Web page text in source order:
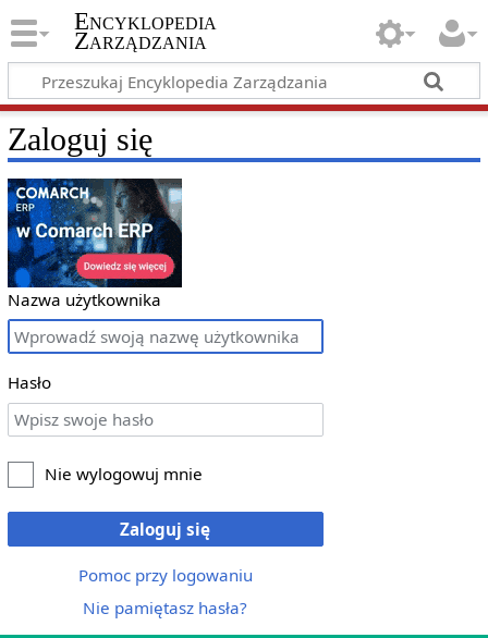
Encyklopedia
Zarządzania
Zaloguj się
Nazwa użytkownika
Hasło
Nie wylogowuj mnie
Zaloguj się
Pomoc przy logowaniu
Nie pamiętasz hasła?